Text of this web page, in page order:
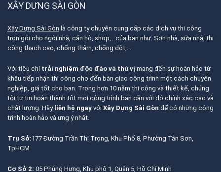
XÂY DỰNG SÀI GÒN
Xây Dựng Sài Gòn là công ty chuyên cung cấp các dịch vụ thi công
trọn gói cho ngôi nhà, căn hộ, shop,.. của bạn như: Sơn nhà, sửa nhà, thi
công thạch cao, chống thấm, chống dột,…
Với tiêu chí trải nghiệm độc đáo và thú vị mang đến sự hoàn hảo từ
khâu tiếp nhận thi công cho đến bàn giao công trình một cách chuyên
nghiệp, giá tốt cho bạn. Trong hơn 10 năm thi công và thiết kế, chúng
tôi tự tin hoàn thành tốt mọi công trình bạn cần với độ chính xác cao và
chất lượng. Hãy liên hệ ngay với Xây Dựng Sài Gòn để có những công
trình hoàn hảo và ưng ý nhất.
Trụ Sở:177 Đường Trần Thị Trọng, Khu Phố 8, Phường Tân Sơn,
TpHCM
Cơ Sở 2: 05 Phùng Hưng, Khu phố 1, Quận 5, Hồ Chí Minh